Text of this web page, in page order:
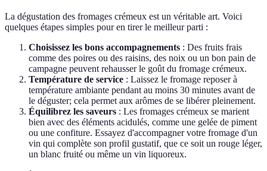
La dégustation des fromages crémeux est un véritable art. Voici
quelques étapes simples pour en tirer le meilleur parti :
Choisissez les bons accompagnements : Des fruits frais
comme des poires ou des raisins, des noix ou un bon pain de
campagne peuvent rehausser le goût du fromage crémeux.
Température de service : Laissez le fromage reposer à
température ambiante pendant au moins 30 minutes avant de
le déguster; cela permet aux arômes de se libérer pleinement.
Équilibrez les saveurs : Les fromages crémeux se marient
bien avec des éléments acidulés, comme une gelée de piment
ou une confiture. Essayez d'accompagner votre fromage d'un
vin qui complète son profil gustatif, que ce soit un rouge léger,
un blanc fruité ou même un vin liquoreux.